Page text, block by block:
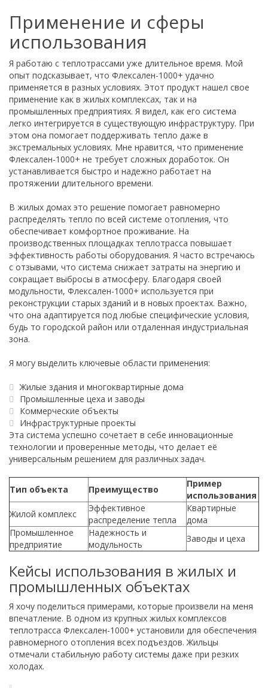
Применение и сферы
использования
Я работаю с теплотрассами уже длительное время. Мой
опыт подсказывает, что Флексален-1000+ удачно
применяется в разных условиях. Этот продукт нашел свое
применение как в жилых комплексах, так и на
промышленных предприятиях. Я видел, как его система
легко интегрируется в существующую инфраструктуру. При
этом она помогает поддерживать тепло даже в
экстремальных условиях. Мне нравится, что применение
Флексален-1000+ не требует сложных доработок. Он
устанавливается быстро и надежно работает на
протяжении длительного времени.
В жилых домах это решение помогает равномерно
распределять тепло по всей системе отопления, что
обеспечивает комфортное проживание. На
производственных площадках теплотрасса повышает
эффективность работы оборудования. Я часто встречаюсь
с отзывами, что система снижает затраты на энергию и
сокращает выбросы в атмосферу. Благодаря своей
модульности, Флексален-1000+ используется при
реконструкции старых зданий и в новых проектах. Важно,
что она адаптируется под любые специфические условия,
будь то городской район или отдаленная индустриальная
зона.
Я могу выделить ключевые области применения:
Жилые здания и многоквартирные дома
Промышленные цеха и заводы
Коммерческие объекты
Инфраструктурные проекты
Эта система успешно сочетает в себе инновационные
технологии и проверенные методы, что делает её
универсальным решением для различных задач.
Тип объекта Преимущество
Пример
использования
Жилой комплекс
Эффективное
распределение тепла
Квартирные
дома
Промышленное
предприятие
Надежность и
модульность
Заводы и цеха
Кейсы использования в жилых и
промышленных объектах
Я хочу поделиться примерами, которые произвели на меня
впечатление. В одном из крупных жилых комплексов
теплотрасса Флексален-1000+ установили для обеспечения
равномерного отопления всех подъездов. Жильцы
отмечали стабильную работу системы даже при резких
холодах.